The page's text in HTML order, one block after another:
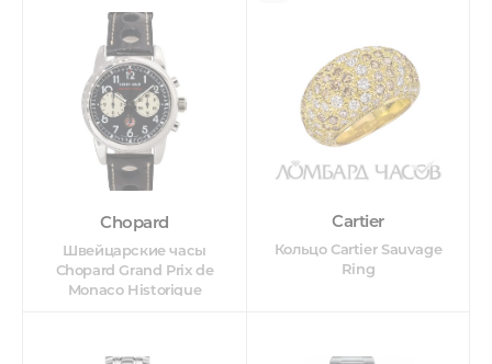
Chopard
Швейцарские часы
Chopard Grand Prix de
Monaco Historique
Cartier
Кольцо Cartier Sauvage
Ring